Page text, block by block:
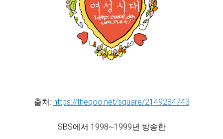
출처: https://theqoo.net/square/2149284743
SBS에서 1998~1999년 방송한